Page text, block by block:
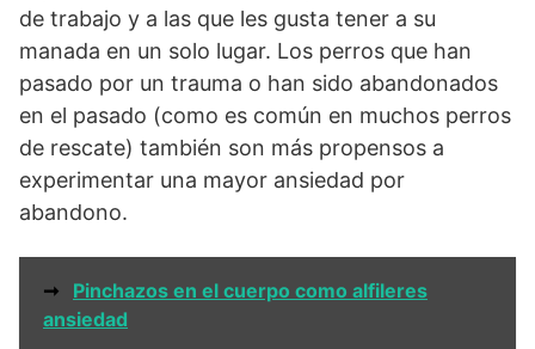
de trabajo y a las que les gusta tener a su
manada en un solo lugar. Los perros que han
pasado por un trauma o han sido abandonados
en el pasado (como es común en muchos perros
de rescate) también son más propensos a
experimentar una mayor ansiedad por
abandono.
➞
Pinchazos en el cuerpo como alfileres
ansiedad